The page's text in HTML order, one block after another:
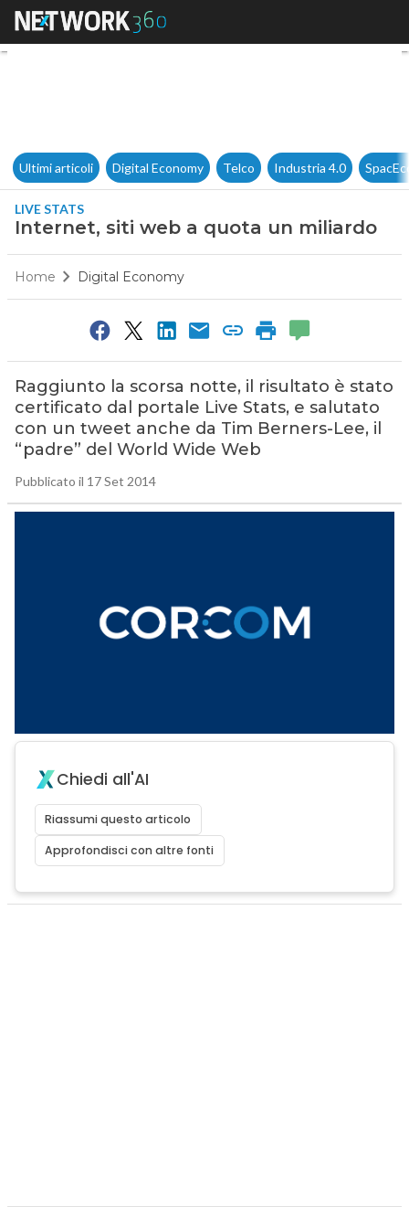
Internet, siti web a quota un
Ultimi articoli Digital Economy Telco Industria 4.0
LIVE STATS
Internet, siti web a quota un miliardo
Home Digital Economy
Raggiunto la scorsa notte, il risultato è stato
certificato dal portale Live Stats, e salutato
con un tweet anche da Tim Berners-Lee, il
“padre” del World Wide Web
Pubblicato il 17 Set 2014
Chiedi all'AI
Riassumi questo articolo
Approfondisci con altre fonti